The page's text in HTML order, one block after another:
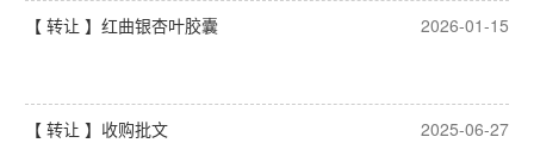
【 转让 】红曲银杏叶胶囊 2026-01-15
【 转让 】收购批文 2025-06-27